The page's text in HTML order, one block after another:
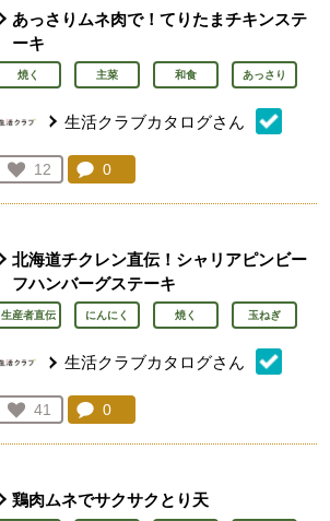
あっさりムネ肉で！てりたまチキンステ
ーキ
焼く 主菜 和食 あっさり
生活クラブカタログさん
お気に入り登録：
12
人が登録
コメント：
0
北海道チクレン直伝！シャリアピンビー
フハンバーグステーキ
生産者直伝 にんにく 焼く 玉ねぎ
生活クラブカタログさん
お気に入り登録：
41
人が登録
コメント：
0
鶏肉ムネでサクサクとり天